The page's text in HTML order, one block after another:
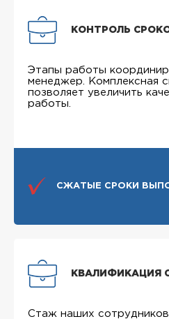
КОНТРОЛЬ
Этапы работы
менеджер. Комплексная
позволяет увеличить
работы.
СЖАТЫЕ СРОКИ
КВАЛИФИКАЦИЯ
Стаж наших